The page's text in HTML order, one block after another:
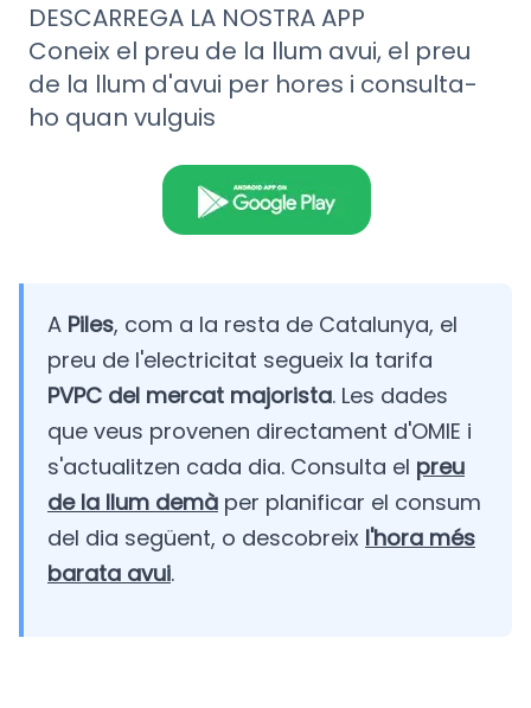
DESCARREGA LA NOSTRA APP
Coneix el preu de la llum avui, el preu
de la llum d'avui per hores i consulta-
ho quan vulguis
A Piles, com a la resta de Catalunya, el
preu de l'electricitat segueix la tarifa
PVPC del mercat majorista. Les dades
que veus provenen directament d'OMIE i
s'actualitzen cada dia. Consulta el preu
de la llum demà per planificar el consum
del dia següent, o descobreix l'hora més
barata avui.